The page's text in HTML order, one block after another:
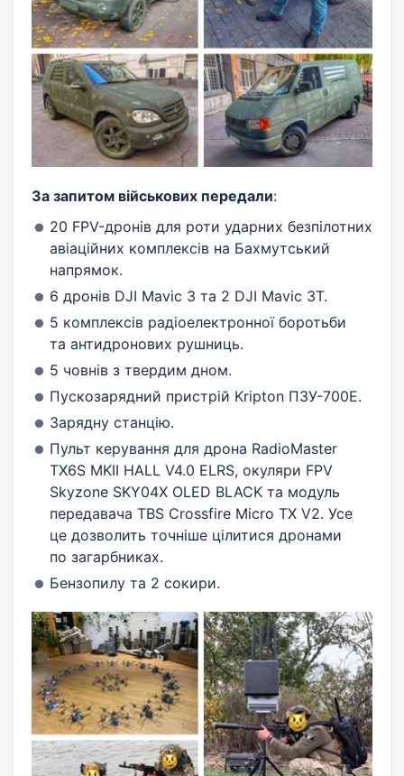
За запитом військових передали:
20 FPV-дронів для роти ударних безпілотних
авіаційних комплексів на Бахмутський
напрямок.
6 дронів DJI Mavic 3 та 2 DJI Mavic 3T.
5 комплексів радіоелектронної боротьби
та антидронових рушниць.
5 човнів з твердим дном.
Пускозарядний пристрій Kripton ПЗУ-700Е.
Зарядну станцію.
Пульт керування для дрона RadioMaster
TX6S MKII HALL V4.0 ELRS, окуляри FPV
Skyzone SKY04X OLED BLACK та модуль
передавача TBS Crossfire Micro TX V2. Усе
це дозволить точніше цілитися дронами
по загарбниках.
Бензопилу та 2 сокири.